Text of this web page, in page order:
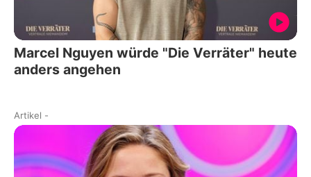
Marcel Nguyen würde "Die Verräter" heute
anders angehen
Artikel -